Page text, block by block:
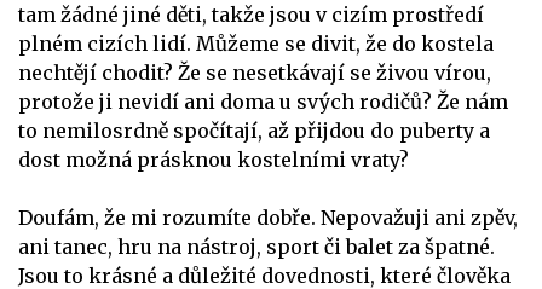
tam žádné jiné děti, takže jsou v cizím prostředí
plném cizích lidí. Můžeme se divit, že do kostela
nechtějí chodit? Že se nesetkávají se živou vírou,
protože ji nevidí ani doma u svých rodičů? Že nám
to nemilosrdně spočítají, až přijdou do puberty a
dost možná prásknou kostelními vraty?
Doufám, že mi rozumíte dobře. Nepovažuji ani zpěv,
ani tanec, hru na nástroj, sport či balet za špatné.
Jsou to krásné a důležité dovednosti, které člověka